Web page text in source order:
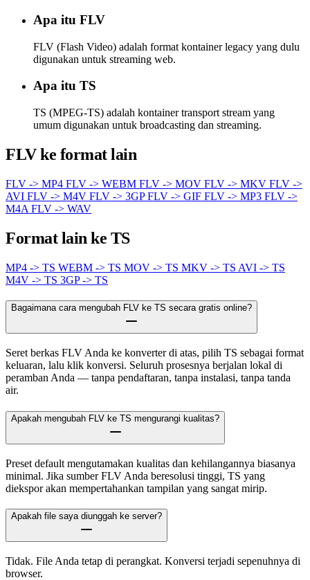
Apa itu FLV
FLV (Flash Video) adalah format kontainer legacy yang dulu
digunakan untuk streaming web.
Apa itu TS
TS (MPEG-TS) adalah kontainer transport stream yang
umum digunakan untuk broadcasting dan streaming.
FLV ke format lain
FLV -> MP4 FLV -> WEBM FLV -> MOV FLV -> MKV FLV ->
AVI FLV -> M4V FLV -> 3GPFLV -> GIF FLV -> MP3 FLV ->
M4A FLV -> WAV
Format lain ke TS
MP4 -> TS WEBM -> TS MOV -> TS MKV -> TS AVI -> TS
M4V -> TS 3GP -> TS
Bagaimana cara mengubah FLV ke TS secara gratis online?
Seret berkas FLV Anda ke konverter di atas, pilih TS sebagai format
keluaran, lalu klik konversi. Seluruh prosesnya berjalan lokal di
peramban Anda — tanpa pendaftaran, tanpa instalasi, tanpa tanda
air.
Apakah mengubah FLV ke TS mengurangi kualitas?
Preset default mengutamakan kualitas dan kehilangannya biasanya
minimal. Jika sumber FLV Anda beresolusi tinggi, TS yang
diekspor akan mempertahankan tampilan yang sangat mirip.
Apakah file saya diunggah ke server?
Tidak. File Anda tetap di perangkat. Konversi terjadi sepenuhnya di
browser.